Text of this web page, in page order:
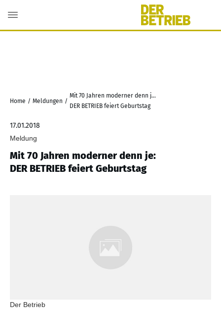
Home / Meldungen /
Mit 70 Jahren moderner denn je:
DER BETRIEB feiert Geburtstag
17.01.2018
Meldung
Mit 70 Jahren moderner denn je:
DER BETRIEB feiert Geburtstag
Der Betrieb